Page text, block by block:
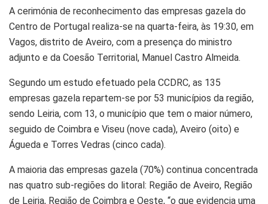
A cerimónia de reconhecimento das empresas gazela do
Centro de Portugal realiza-se na quarta-feira, às 19:30, em
Vagos, distrito de Aveiro, com a presença do ministro
adjunto e da Coesão Territorial, Manuel Castro Almeida.
Segundo um estudo efetuado pela CCDRC, as 135
empresas gazela repartem-se por 53 municípios da região,
sendo Leiria, com 13, o município que tem o maior número,
seguido de Coimbra e Viseu (nove cada), Aveiro (oito) e
Águeda e Torres Vedras (cinco cada).
A maioria das empresas gazela (70%) continua concentrada
nas quatro sub-regiões do litoral: Região de Aveiro, Região
de Leiria, Região de Coimbra e Oeste, “o que evidencia uma